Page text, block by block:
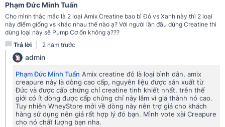
chưa công thức creatine nào trên thị trường có được.
Quy trình sản xuất tối ưu
Amix Creapure được sản xuất trong nhà máy có chứng nhận
GMP. Nhà máy này được xây dựng chuyên để sản xuất creatine.
Tại đây đặt ra các tiêu chuẩn cao nhất về chất lượng, độ tinh
khiết và an toàn. Việc sản xuất Creapure được chứng nhận IFS
FOOD, một tiêu chuẩn chất lượng được công nhận bởi “Sáng kiến
​​An toàn Thực phẩm Toàn cầu”.
Phạm Đức Minh Tuấn
Cho mình thắc mắc là 2 loại Amix Creatine bao bì Đỏ vs Xanh này thì 2 loại
này điểm giống vs khác nhau thế nào ạ? Với người lần đầu dùng Creatine thì
dùng loại này sẽ Pump Cơ ổn không ạ???
Trả lời
2 năm trước
admin
Phạm Đức Minh Tuấn Amix creatine đỏ là loại bình dân, amix
creapure này là dòng cao cấp, nguyên liệu được sản xuất từ
Đức và được cấp chứng chỉ creatine tinh khiết nhất. trên thế
giới có ít dòng được cấp chứng chỉ này lắm vì giá thành nó cao.
Tuy nhiên WheyStore mới về dòng này nên trợ giá cho khách
hàng sử dụng nên giá rất hợp lý đó bạn. Mình vote xài Creapure
cho nó chất lượng bạn nha.